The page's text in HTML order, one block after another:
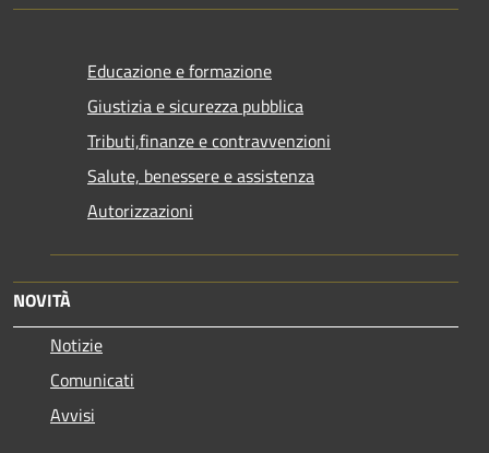
Educazione e formazione
Giustizia e sicurezza pubblica
Tributi,finanze e contravvenzioni
Salute, benessere e assistenza
Autorizzazioni
NOVITÀ
Notizie
Comunicati
Avvisi